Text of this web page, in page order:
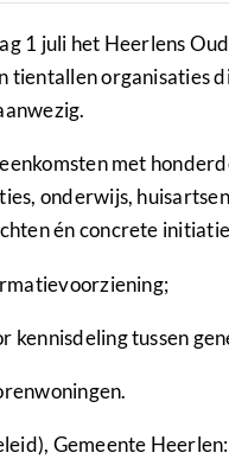
1 juli het Heerlens
organisaties
met
onderwijs,
én concrete
kennisdeling tussen
Gemeente Heerlen: